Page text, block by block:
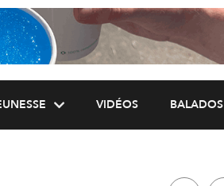
VIDÉOS BALADOS